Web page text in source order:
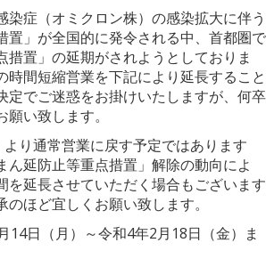
染症（オミクロン株）の感染拡大に伴う
置」が全国的に発令される中、首都圏で
措置」の延期がされようとしておりま
時間短縮営業を下記により延長すること
定でご迷惑をお掛けいたしますが、何卒
い致します。
り通常営業に戻す予定ではあります
ん延防止等重点措置」解除の動向によ
を延長させていただく場合もございます
ほど宜しくお願い致します。
14日（月）～令和4年2月18日（金）ま